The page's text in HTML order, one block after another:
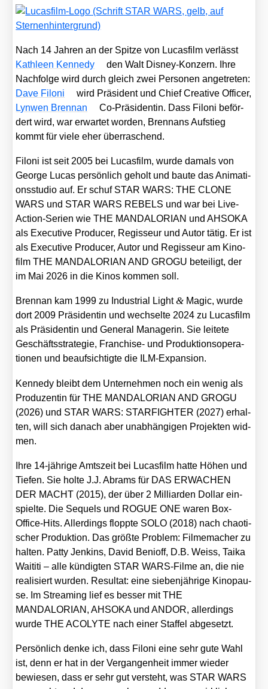
Nach 14 Jah­ren an der Spit­ze von Lucas­film ver­lässt
Kath­le­en Ken­ne­dy
den Walt Dis­ney-Kon­zern. Ihre
Nach­fol­ge wird durch gleich zwei Per­so­nen ange­tre­ten:
Dave Filoni
wird Prä­si­dent und Chief Crea­ti­ve Offi­cer,
Lyn­wen Brennan
Co-Prä­si­den­tin. Dass Filoni beför­
dert wird, war erwar­tet wor­den, Brenn­ans Auf­stieg
kommt für vie­le eher über­ra­schend.
Filoni ist seit 2005 bei Lucas­film, wur­de damals von
Geor­ge Lucas per­sön­lich geholt und bau­te das Ani­ma­ti­
ons­stu­dio auf. Er schuf STAR WARS: THE CLONE
WARS und STAR WARS REBELS und war bei Live-
Action-Seri­en wie THE MANDALORIAN und AHSOKA
als Exe­cu­ti­ve Pro­du­cer, Regis­seur und Autor tätig. Er ist
als Exe­cu­ti­ve Pro­du­cer, Autor und Regis­seur am Kino­
film THE MANDALORIAN AND GROGU betei­ligt, der
im Mai 2026 in die Kinos kom­men soll.
Brennan kam 1999 zu Indus­tri­al Light& Magic, wur­de
dort 2009 Prä­si­den­tin und wech­sel­te 2024 zu Lucas­film
als Prä­si­den­tin und Gene­ral Mana­ge­rin. Sie lei­te­te
Geschäfts­stra­te­gie, Fran­chise- und Pro­duk­ti­ons­ope­ra­
tio­nen und beauf­sich­tig­te die ILM-Expan­si­on.
Ken­ne­dy bleibt dem Unter­neh­men noch ein wenig als
Pro­du­zen­tin für THE MANDALORIAN AND GROGU
(2026) und STAR WARS: STARFIGHTER (2027) erhal­
ten, will sich danach aber unab­hän­gi­gen Pro­jek­ten wid­
men.
Ihre 14-jäh­ri­ge Amts­zeit bei Lucas­film hat­te Höhen und
Tie­fen. Sie hol­te J.J. Abrams für DAS ERWACHEN
DER MACHT (2015), der über 2 Mil­li­ar­den Dol­lar ein­
spiel­te. Die Sequels und ROGUE ONE waren Box-
Office-Hits. Aller­dings flopp­te SOLO (2018) nach chao­ti­
scher Pro­duk­ti­on. Das größ­te Pro­blem: Fil­me­ma­cher zu
hal­ten. Pat­ty Jenk­ins, David Benioff, D.B. Weiss, Taika
Wai­ti­ti – alle kün­dig­ten STAR WARS-Fil­me an, die nie
rea­li­siert wur­den. Resul­tat: eine sie­ben­jäh­ri­ge Kino­pau­
se. Im Strea­ming lief es bes­ser mit THE
MANDALORIAN, AHSOKA und ANDOR, aller­dings
wur­de THE ACOLYTE nach einer Staf­fel abge­setzt.
Per­sön­lich den­ke ich, dass Filoni eine sehr gute Wahl
ist, denn er hat in der Ver­gan­gen­heit immer wie­der
bewie­sen, dass er sehr gut ver­steht, was STAR WARS